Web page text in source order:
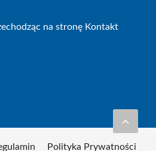
na stronę Kontakt
Polityka Prywatności